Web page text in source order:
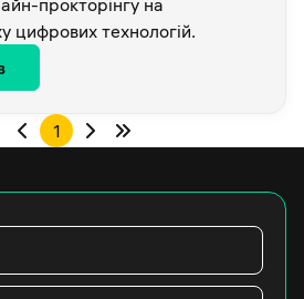
прокторінгу на
цифрових технологій.
1